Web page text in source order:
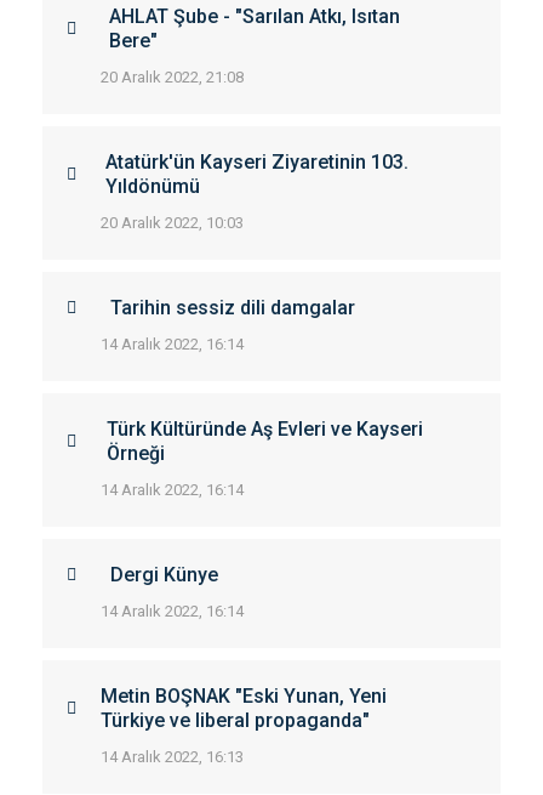
AHLAT Şube - "Sarılan Atkı, Isıtan
Bere"
20 Aralık 2022, 21:08
Atatürk'ün Kayseri Ziyaretinin 103.
Yıldönümü
20 Aralık 2022, 10:03
Tarihin sessiz dili damgalar
14 Aralık 2022, 16:14
Türk Kültüründe Aş Evleri ve Kayseri
Örneği
14 Aralık 2022, 16:14
Dergi Künye
14 Aralık 2022, 16:14
Metin BOŞNAK "Eski Yunan, Yeni
Türkiye ve liberal propaganda"
14 Aralık 2022, 16:13